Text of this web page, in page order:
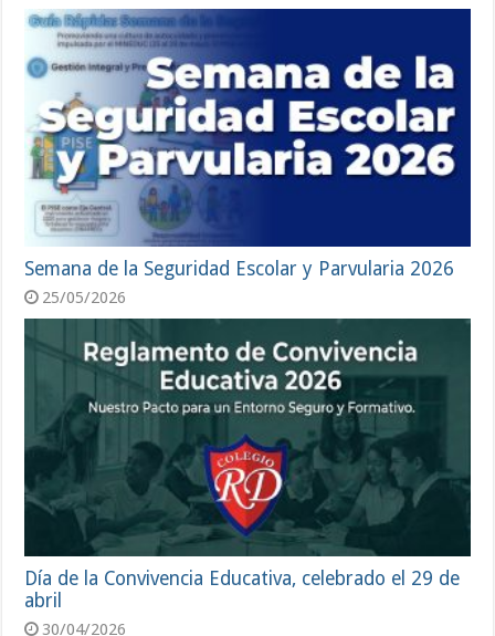
Semana de la Seguridad Escolar y Parvularia 2026
25/05/2026
Día de la Convivencia Educativa, celebrado el 29 de
abril
30/04/2026